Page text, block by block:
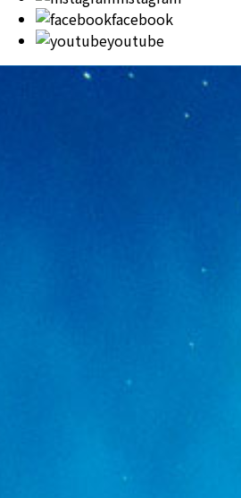
facebook
youtube